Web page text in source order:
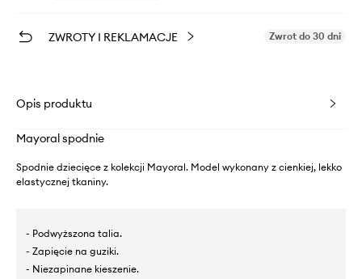
ZWROTY I REKLAMACJE Zwrot do 30 dni
Opis produktu
Mayoral spodnie
Spodnie dziecięce z kolekcji Mayoral. Model wykonany z cienkiej, lekko
elastycznej tkaniny.
- Podwyższona talia.
- Zapięcie na guziki.
- Niezapinane kieszenie.